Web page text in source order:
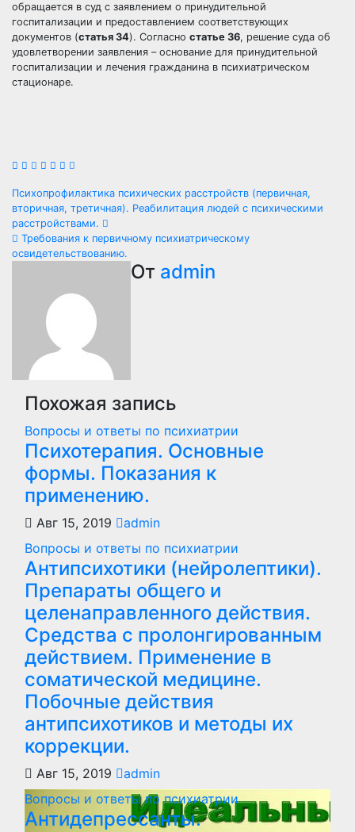
обращается в суд с заявлением о принудительной
госпитализации и предоставлением соответствующих
документов (статья 34). Согласно статье 36, решение суда об
удовлетворении заявления – основание для принудительной
госпитализации и лечения гражданина в психиатрическом
стационаре.
Навигация
по
записям
Психопрофилактика психических расстройств (первичная,
вторичная, третичная). Реабилитация людей с психическими
расстройствами.
Требования к первичному психиатрическому
освидетельствованию.
От admin
Похожая запись
Вопросы и ответы по психиатрии
Психотерапия. Основные
формы. Показания к
применению.
Авг 15, 2019
admin
Вопросы и ответы по психиатрии
Антипсихотики (нейролептики).
Препараты общего и
целенаправленного действия.
Средства с пролонгированным
действием. Применение в
соматической медицине.
Побочные действия
антипсихотиков и методы их
коррекции.
Авг 15, 2019
admin
Вопросы и ответы по психиатрии
Антидепрессанты.